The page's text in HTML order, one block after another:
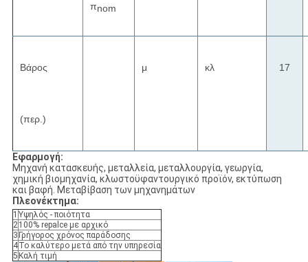
πnom
Βάρος
(περ.)
μ κλ 17
Εφαρμογή:
Μηχανή κατασκευής, μεταλλεία, μεταλλουργία, γεωργία,
χημική βιομηχανία, κλωστοϋφαντουργικό προϊόν, εκτύπωση
και βαφή. Μεταβίβαση των μηχανημάτων
Πλεονέκτημα:
1 Υψηλός - ποιότητα
2100% repalce με αρχικό
3 Γρήγορος χρόνος παράδοσης
4Το καλύτερο μετά από την υπηρεσία
5 Καλή τιμή